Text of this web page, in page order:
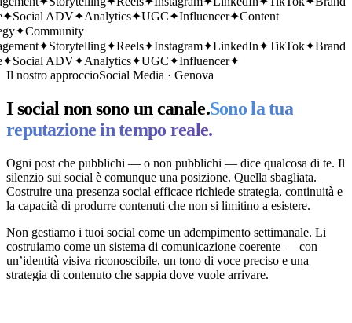
Social ADV✦Analytics✦UGC✦Influencer✦Content
✦Community
✦Storytelling✦Reels✦Instagram✦LinkedIn✦TikTok✦Brand
Social ADV✦Analytics✦UGC✦Influencer✦
Il nostro approccioSocial Media · Genova
I social non sono un canale.Sono la tua
reputazione in tempo reale.
Ogni post che pubblichi — o non pubblichi — dice qualcosa di te. Il
silenzio sui social è comunque una posizione. Quella sbagliata.
Costruire una presenza social efficace richiede strategia, continuità e
la capacità di produrre contenuti che non si limitino a esistere.
Non gestiamo i tuoi social come un adempimento settimanale. Li
costruiamo come un sistema di comunicazione coerente — con
un’identità visiva riconoscibile, un tono di voce preciso e una
strategia di contenuto che sappia dove vuole arrivare.